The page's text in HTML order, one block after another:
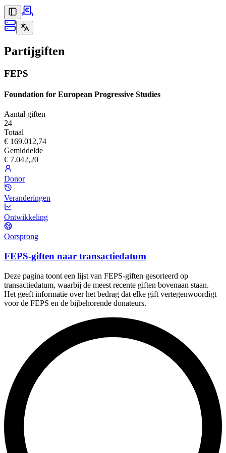
Partijgiften
FEPS
Foundation for European Progressive Studies
Aantal giften
24
Totaal
€ 169.012,74
Gemiddelde
€ 7.042,20
Donor
Veranderingen
Ontwikkeling
Oorsprong
FEPS-giften naar transactiedatum
Deze pagina toont een lijst van FEPS-giften gesorteerd op
transactiedatum, waarbij de meest recente giften bovenaan staan.
Het geeft informatie over het bedrag dat elke gift vertegenwoordigt
voor de FEPS en de bijbehorende donateurs.